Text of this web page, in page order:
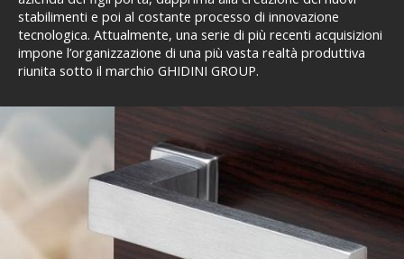
stabilimenti e poi al costante processo di innovazione
tecnologica. Attualmente, una serie di più recenti acquisizioni
impone l’organizzazione di una più vasta realtà produttiva
riunita sotto il marchio GHIDINI GROUP.